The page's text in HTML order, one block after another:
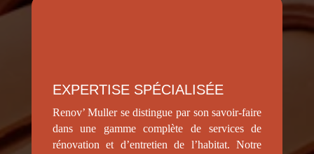
EXPERTISE SPÉCIALISÉE
Renov’ Muller se distingue par son savoir-faire
dans une gamme complète de services de
rénovation et d’entretien de l’habitat. Notre